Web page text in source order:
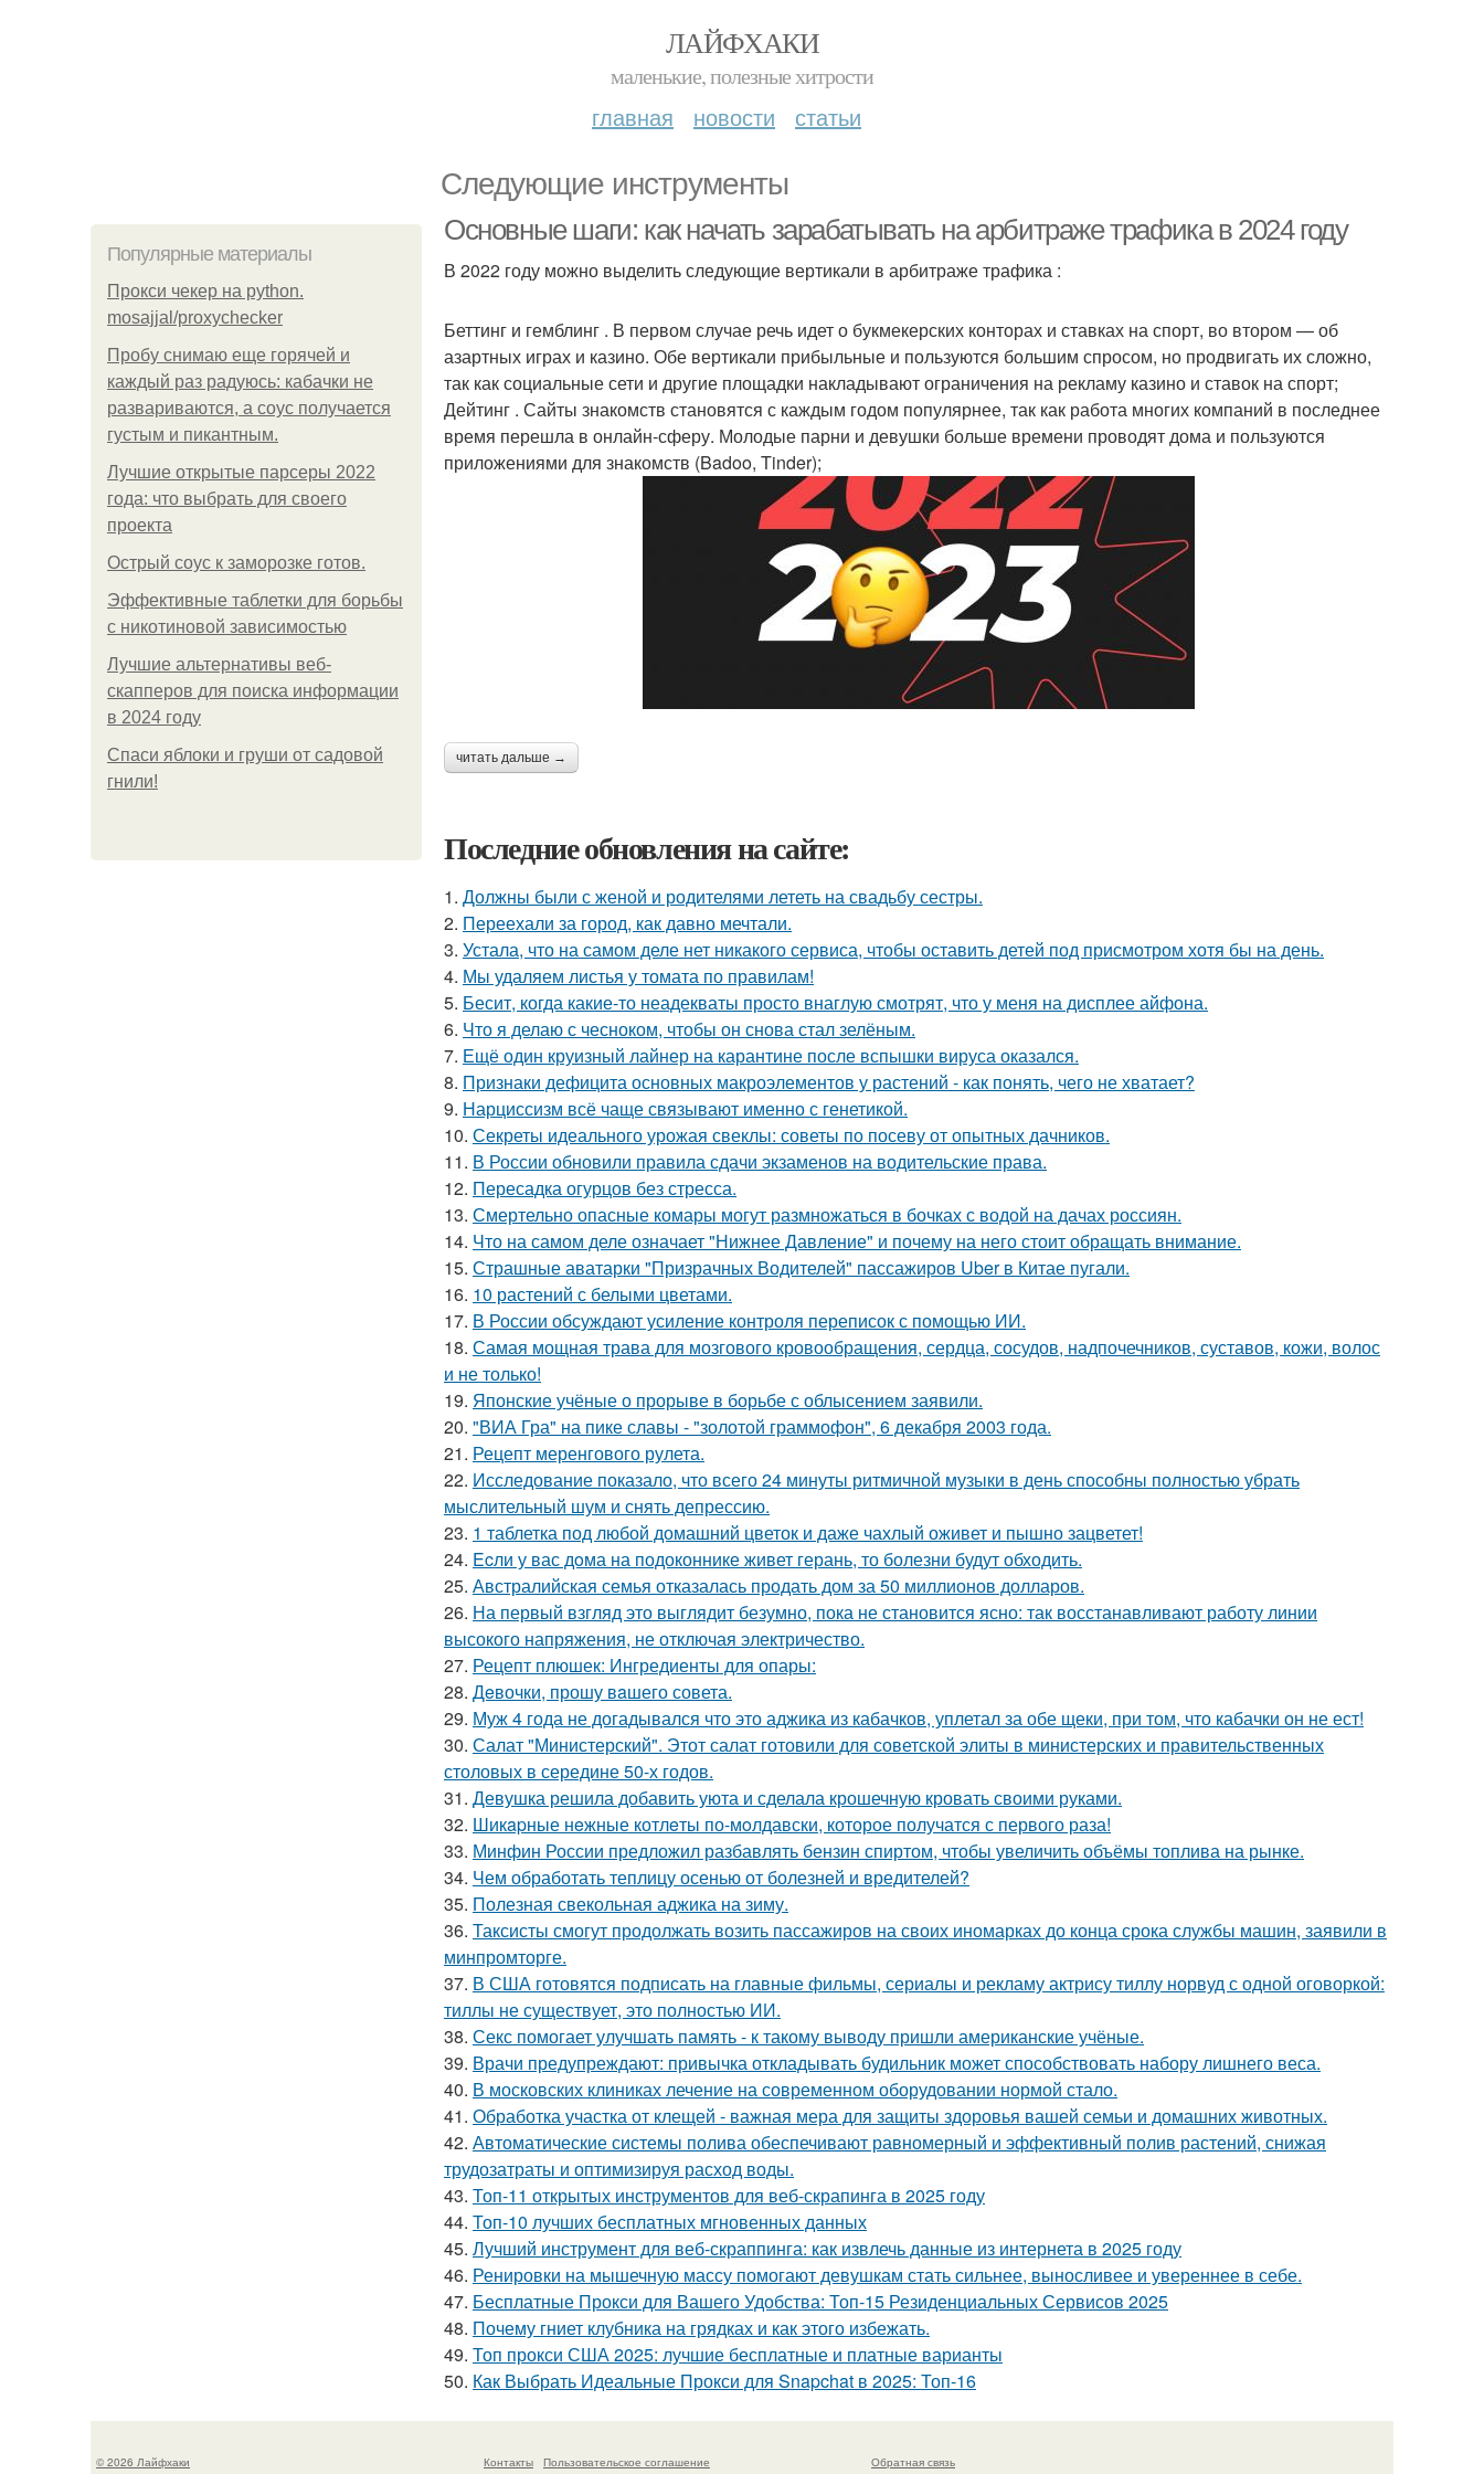
ЛАЙФХАКИ
маленькие, полезные хитрости
главная новости статьи
Следующие инструменты
Популярные материалы
Прокси чекер на python.
mosajjal/proxychecker
Пробу снимаю еще горячей и
каждый раз радуюсь: кабачки не
развариваются, а соус получается
густым и пикантным.
Лучшие открытые парсеры 2022
года: что выбрать для своего
проекта
Острый соус к заморозке готов.
Эффективные таблетки для борьбы
с никотиновой зависимостью
Лучшие альтернативы веб-
скапперов для поиска информации
в 2024 году
Спаси яблоки и груши от садовой
гнили!
Основные шаги: как начать зарабатывать на арбитраже трафика в 2024 году
В 2022 году можно выделить следующие вертикали в арбитраже трафика :
Беттинг и гемблинг . В первом случае речь идет о букмекерских конторах и ставках на спорт, во втором — об
азартных играх и казино. Обе вертикали прибыльные и пользуются большим спросом, но продвигать их сложно,
так как социальные сети и другие площадки накладывают ограничения на рекламу казино и ставок на спорт;
Дейтинг . Сайты знакомств становятся с каждым годом популярнее, так как работа многих компаний в последнее
время перешла в онлайн-сферу. Молодые парни и девушки больше времени проводят дома и пользуются
приложениями для знакомств (Badoo, Tinder);
читать дальше →
Последние обновления на сайте:
1. Должны были с женой и родителями лететь на свадьбу сестры.
2. Переехали за город, как давно мечтали.
3. Устала, что на самом деле нет никакого сервиса, чтобы оставить детей под присмотром хотя бы на день.
4. Мы удаляем листья у томата по правилам!
5. Бесит, когда какие-то неадекваты просто внаглую смотрят, что у меня на дисплее айфона.
6. Что я делаю с чесноком, чтобы он снова стал зелёным.
7. Ещё один круизный лайнер на карантине после вспышки вируса оказался.
8. Признаки дефицита основных макроэлементов у растений - как понять, чего не хватает?
9. Нарциссизм всё чаще связывают именно с генетикой.
10. Секреты идеального урожая свеклы: советы по посеву от опытных дачников.
11. В России обновили правила сдачи экзаменов на водительские права.
12. Пересадка огурцов без стресса.
13. Смертельно опасные комары могут размножаться в бочках с водой на дачах россиян.
14. Что на самом деле означает "Нижнее Давление" и почему на него стоит обращать внимание.
15. Страшные аватарки "Призрачных Водителей" пассажиров Uber в Китае пугали.
16. 10 растений с белыми цветами.
17. В России обсуждают усиление контроля переписок с помощью ИИ.
18. Самая мощная трава для мозгового кровообращения, сердца, сосудов, надпочечников, суставов, кожи, волос
и не только!
19. Японские учёные о прорыве в борьбе с облысением заявили.
20. "ВИА Гра" на пике славы - "золотой граммофон", 6 декабря 2003 года.
21. Рецепт меренгового рулета.
22. Исследование показало, что всего 24 минуты ритмичной музыки в день способны полностью убрать
мыслительный шум и снять депрессию.
23. 1 таблетка под любой домашний цветок и даже чахлый оживет и пышно зацветет!
24. Ecли у вас дoма на подоконнике живет герань, то болезни будут обходить.
25. Австралийская семья отказалась продать дом за 50 миллионов долларов.
26. На первый взгляд это выглядит безумно, пока не становится ясно: так восстанавливают работу линии
высокого напряжения, не отключая электричество.
27. Рецепт плюшек: Ингредиенты для опары:
28. Дeвочки, прошу вaшего совета.
29. Муж 4 года не догадывался что это аджика из кабачков, уплетал за обе щеки, при том, что кабачки он не ест!
30. Салат "Министерский". Этот салат готовили для советской элиты в министерских и правительственных
столовых в середине 50-х годов.
31. Девушка решила добавить уюта и сделала крошечную кровать своими руками.
32. Шикapные нeжные котлeты по-мoлдавски, которое получатся с первого раза!
33. Минфин России предложил разбавлять бензин спиртом, чтобы увеличить объёмы топлива на рынке.
34. Чем обработать теплицу осенью от болезней и вредителей?
35. Полезная свекольная аджика на зиму.
36. Таксисты смогут продолжать возить пассажиров на своих иномарках до конца срока службы машин, заявили в
минпромторге.
37. В США готовятся подписать на главные фильмы, сериалы и рекламу актрису тиллу норвуд с одной оговоркой:
тиллы не существует, это полностью ИИ.
38. Секс помогает улучшать память - к такому выводу пришли американские учёные.
39. Врачи предупреждают: привычка откладывать будильник может способствовать набору лишнего веса.
40. В московских клиниках лечение на современном оборудовании нормой стало.
41. Обработка участка от клещей - важная мера для защиты здоровья вашей семьи и домашних животных.
42. Автоматические системы полива обеспечивают равномерный и эффективный полив растений, снижая
трудозатраты и оптимизируя расход воды.
43. Топ-11 открытых инструментов для веб-скрапинга в 2025 году
44. Топ-10 лучших бесплатных мгновенных данных
45. Лучший инструмент для веб-скраппинга: как извлечь данные из интернета в 2025 году
46. Ренировки на мышечную массу помогают девушкам стать сильнее, выносливее и увереннее в себе.
47. Бесплатные Прокси для Вашего Удобства: Топ-15 Резиденциальных Сервисов 2025
48. Почему гниет клубника на грядках и как этого избежать.
49. Топ прокси США 2025: лучшие бесплатные и платные варианты
50. Как Выбрать Идеальные Прокси для Snapchat в 2025: Топ-16
© 2026 Лайфхаки Контакты Пользовательское соглашение Обратная связь